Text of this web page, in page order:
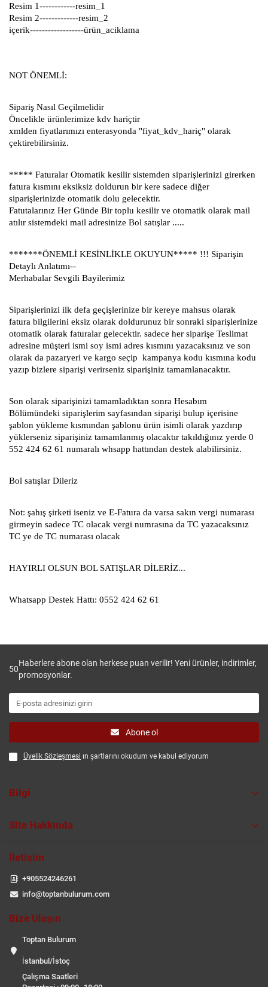
Resim 1------------resim_1
Resim 2-------------resim_2
içerik------------------ürün_aciklama
NOT ÖNEMLİ:
Sipariş Nasıl Geçilmelidir
Öncelikle ürünlerimize kdv hariçtir
xmlden fiyatlarımızı enterasyonda "fiyat_kdv_hariç" olarak
çektirebilirsiniz.
***** Faturalar Otomatik kesilir sistemden siparişlerinizi girerken
fatura kısmını eksiksiz doldurun bir kere sadece diğer
siparişlerinizde otomatik dolu gelecektir.
Fatutalarınız Her Günde Bir toplu kesilir ve otomatik olarak mail
atılır sistemdeki mail adresinize Bol satışlar .....
*******ÖNEMLİ KESİNLİKLE OKUYUN***** !!! Siparişin
Detaylı Anlatımı--
Merhabalar Sevgili Bayilerimiz
Siparişlerinizi ilk defa geçişlerinize bir kereye mahsus olarak
fatura bilgilerini eksiz olarak doldurunuz bir sonraki siparişlerinize
otomatik olarak faturalar gelecektir. sadece her siparişe Teslimat
adresine müşteri ismi soy ismi adres kısmını yazacaksınız ve son
olarak da pazaryeri ve kargo seçip kampanya kodu kısmına kodu
yazıp bizlere siparişi verirseniz siparişiniz tamamlanacaktır.
Son olarak siparişinizi tamamladıktan sonra Hesabım
Bölümündeki siparişlerim sayfasından siparişi bulup içerisine
şablon yükleme kısmından şablonu ürün isimli olarak yazdırıp
yüklerseniz siparişiniz tamamlanmış olacaktır takıldığınız yerde 0
552 424 62 61 numaralı whsapp hattından destek alabilirsiniz.
Bol satışlar Dileriz
Not: şahış şirketi iseniz ve E-Fatura da varsa sakın vergi numarası
girmeyin sadece TC olacak vergi numrasına da TC yazacaksınız
TC ye de TC numarası olacak
HAYIRLI OLSUN BOL SATIŞLAR DİLERİZ...
Whatsapp Destek Hattı: 0552 424 62 61
50
Haberlere abone olan herkese puan verilir! Yeni ürünler, indirimler,
promosyonlar.
Abone ol
Üyelik Sözleşmesi ın şartlarını okudum ve kabul ediyorum
Bilgi
Site Hakkında
İletişim
+905524246261
info@toptanbulurum.com
Bize Ulaşın
Toptan Bulurum
İstanbul/İstoç
Çalışma Saatleri